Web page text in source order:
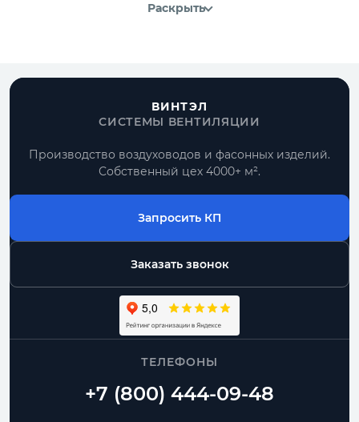
Раскрыть
ВИНТЭЛ
СИСТЕМЫ ВЕНТИЛЯЦИИ
Производство воздуховодов и фасонных изделий.
Собственный цех 4000+ м².
Запросить КП
Заказать звонок
ТЕЛЕФОНЫ